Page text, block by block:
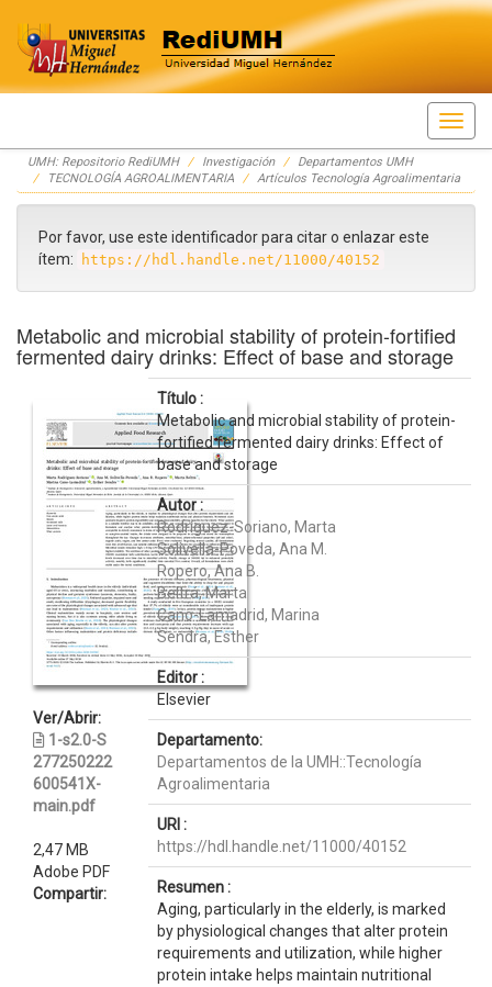
Skip
navigation
UMH: Repositorio RediUMH Investigación
Departamentos UMH
TECNOLOGÍA AGROALIMENTARIA
Artículos Tecnología Agroalimentaria
Por favor, use este identificador para citar o enlazar este
ítem:
https://hdl.handle.net/11000/40152
Metabolic and microbial stability of protein-fortified
fermented dairy drinks: Effect of base and storage
Ver/Abrir:
1-s2.0-S
277250222
600541X-
main.pdf
2,47 MB
Adobe PDF
Compartir:
Título :
Metabolic and microbial stability of protein-
fortified fermented dairy drinks: Effect of
base and storage
Autor :
Rodríguez-Soriano, Marta
Solivella-Poveda, Ana M.
Ropero, Ana B.
Beltrá, Marta
Cano-Lamadrid, Marina
Sendra, Esther
Editor :
Elsevier
Departamento:
Departamentos de la UMH::Tecnología
Agroalimentaria
URI :
https://hdl.handle.net/11000/40152
Resumen :
Aging, particularly in the elderly, is marked
by physiological changes that alter protein
requirements and utilization, while higher
protein intake helps maintain nutritional